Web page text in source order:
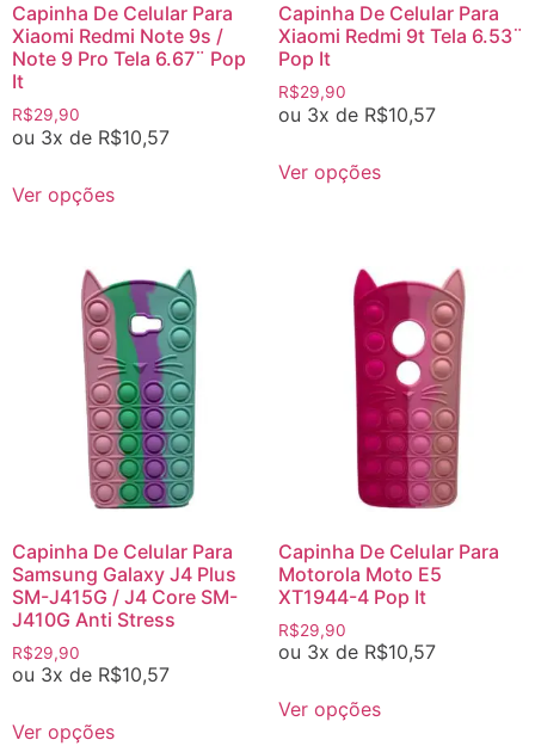
Capinha De Celular Para
Xiaomi Redmi Note 9s /
Note 9 Pro Tela 6.67¨ Pop
It
R$29,90
ou 3x de R$10,57
Ver opções
Capinha De Celular Para
Xiaomi Redmi 9t Tela 6.53¨
Pop It
R$29,90
ou 3x de R$10,57
Ver opções
Capinha De Celular Para
Samsung Galaxy J4 Plus
SM-J415G / J4 Core SM-
J410G Anti Stress
R$29,90
ou 3x de R$10,57
Ver opções
Capinha De Celular Para
Motorola Moto E5
XT1944-4 Pop It
R$29,90
ou 3x de R$10,57
Ver opções